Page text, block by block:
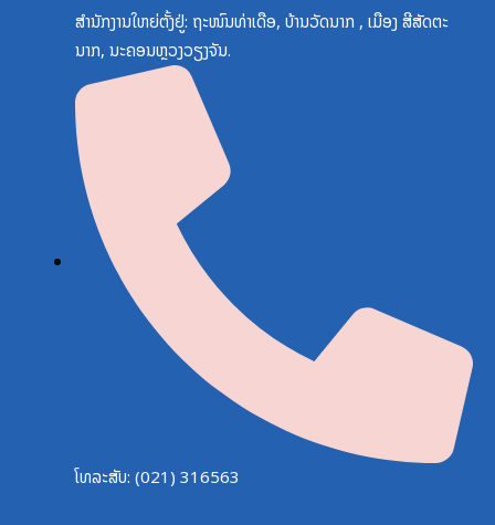
ສຳນັກງານໃຫຍ່ຕັ້ງຢູ່: ຖະໜົນທ່າເດືອ, ບ້ານວັດນາກ , ເມືອງ ສີສັດຕະ
ນາກ, ນະຄອນຫຼວງວຽງຈັນ.
ໂທລະສັບ: (021) 316563